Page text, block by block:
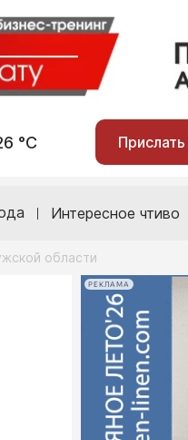
°С
Интересное чтиво
области
РЕКЛАМА